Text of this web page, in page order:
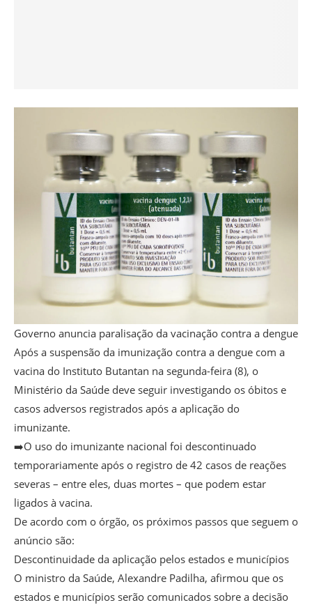
Governo anuncia paralisação da vacinação contra a dengue
Após a suspensão da imunização contra a dengue com a
vacina do Instituto Butantan na segunda-feira (8), o
Ministério da Saúde deve seguir investigando os óbitos e
casos adversos registrados após a aplicação do
imunizante.
➡️O uso do imunizante nacional foi descontinuado
temporariamente após o registro de 42 casos de reações
severas – entre eles, duas mortes – que podem estar
ligados à vacina.
De acordo com o órgão, os próximos passos que seguem o
anúncio são:
Descontinuidade da aplicação pelos estados e municípios
O ministro da Saúde, Alexandre Padilha, afirmou que os
estados e municípios serão comunicados sobre a decisão